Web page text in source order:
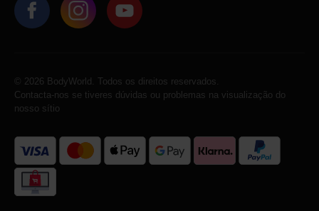
© 2026 BodyWorld. Todos os direitos reservados.
Contacta-nos se tiveres dúvidas ou problemas na visualização do
nosso sítio